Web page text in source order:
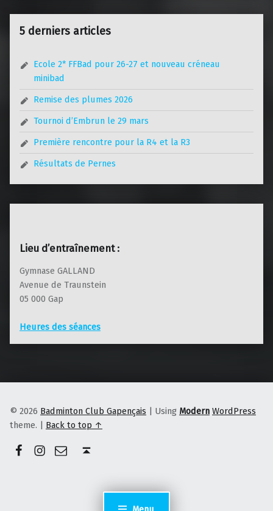
5 derniers articles
Ecole 2* FFBad pour 26-27 et nouveau créneau
minibad
Remise des plumes 2026
Tournoi d’Embrun le 29 mars
Première rencontre pour la R4 et la R3
Résultats de Pernes
Lieu d’entraînement :
Gymnase GALLAND
Avenue de Traunstein
05 000 Gap
Heures des séances
© 2026 Badminton Club Gapençais | Using Modern WordPress
theme. | Back to top ↑